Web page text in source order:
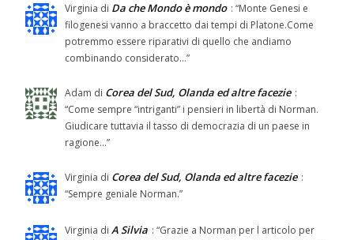
Virginia di Da che Mondo è mondo : “Monte Genesi e
filogenesi vanno a braccetto dai tempi di Platone.Come
potremmo essere riparativi di quello che andiamo
combinando considerato…”
Adam di Corea del Sud, Olanda ed altre facezie :
“Come sempre “intriganti” i pensieri in libertà di Norman.
Giudicare tuttavia il tasso di democrazia di un paese in
ragione…”
Virginia di Corea del Sud, Olanda ed altre facezie :
“Sempre geniale Norman.”
Virginia di A Silvia : “Grazie a Norman per l articolo per